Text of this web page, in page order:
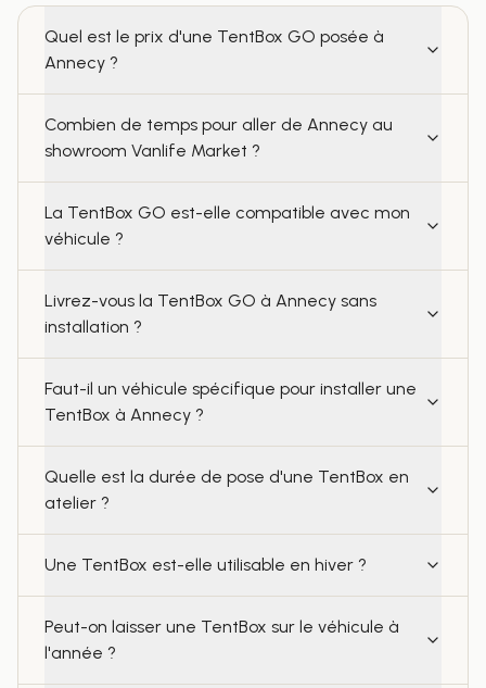
Quel est le prix d'une TentBox GO posée à
Annecy ?
Combien de temps pour aller de Annecy au
showroom Vanlife Market ?
La TentBox GO est-elle compatible avec mon
véhicule ?
Livrez-vous la TentBox GO à Annecy sans
installation ?
Faut-il un véhicule spécifique pour installer une
TentBox à Annecy ?
Quelle est la durée de pose d'une TentBox en
atelier ?
Une TentBox est-elle utilisable en hiver ?
Peut-on laisser une TentBox sur le véhicule à
l'année ?